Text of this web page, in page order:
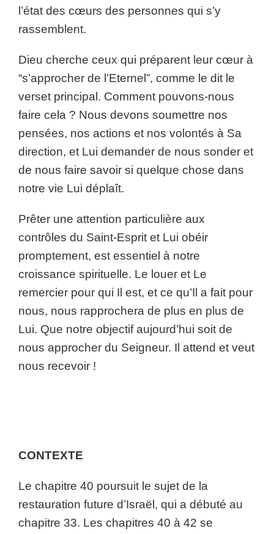
l’état des cœurs des personnes qui s’y
rassemblent.
Dieu cherche ceux qui préparent leur cœur à
“s’approcher de l’Eternel”, comme le dit le
verset principal. Comment pouvons-nous
faire cela ? Nous devons soumettre nos
pensées, nos actions et nos volontés à Sa
direction, et Lui demander de nous sonder et
de nous faire savoir si quelque chose dans
notre vie Lui déplaît.
Prêter une attention particulière aux
contrôles du Saint-Esprit et Lui obéir
promptement, est essentiel à notre
croissance spirituelle. Le louer et Le
remercier pour qui Il est, et ce qu’Il a fait pour
nous, nous rapprochera de plus en plus de
Lui. Que notre objectif aujourd’hui soit de
nous approcher du Seigneur. Il attend et veut
nous recevoir !
CONTEXTE
Le chapitre 40 poursuit le sujet de la
restauration future d’Israël, qui a débuté au
chapitre 33. Les chapitres 40 à 42 se